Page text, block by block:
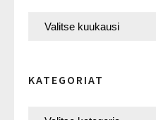
KATEGORIAT